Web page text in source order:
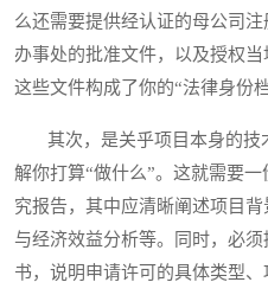
么还需要提供经认证的母公司
办事处的批准文件，以及授权当
这些文件构成了你的“法律身份
其次，是关乎项目本身的技
解你打算“做什么”。这就需要
究报告，其中应清晰阐述项目
与经济效益分析等。同时，必
书，说明申请许可的具体类型